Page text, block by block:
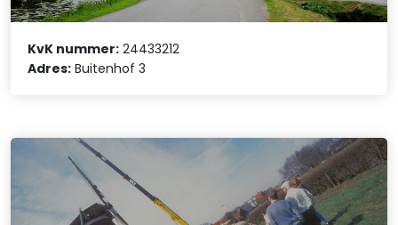
KvK nummer: 24433212
Adres: Buitenhof 3